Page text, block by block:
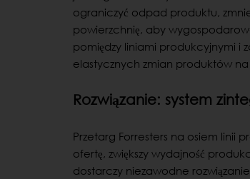
ograniczyć odpad produktu,
powierzchnię, aby
pomiędzy liniami produkcyjnymi i
elastycznych zmian produktów na
Rozwiązanie: system
Przetarg Forresters na osiem linii
ofertę, zwiększy wydajność
dostarczy niezawodne